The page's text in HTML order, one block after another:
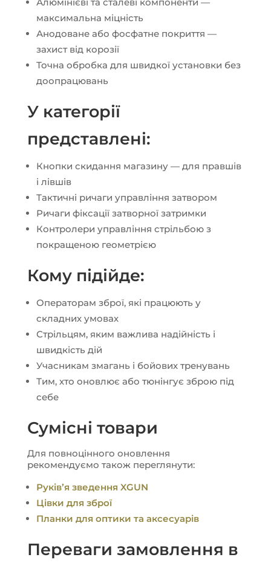
максимальна міцність
Анодоване або фосфатне покриття —
захист від корозії
Точна обробка для швидкої установки без
доопрацювань
У категорії
представлені:
Кнопки скидання магазину — для правшів
і лівшів
Тактичні ричаги управління затвором
Ричаги фіксації затворної затримки
Контролери управління стрільбою з
покращеною геометрією
Кому підійде:
Операторам зброї, які працюють у
складних умовах
Стрільцям, яким важлива надійність і
швидкість дій
Учасникам змагань і бойових тренувань
Тим, хто оновлює або тюнінгує зброю під
себе
Сумісні товари
Для повноцінного оновлення
рекомендуємо також переглянути:
Руківʼя зведення XGUN
Цівки для зброї
Планки для оптики та аксесуарів
Переваги замовлення в